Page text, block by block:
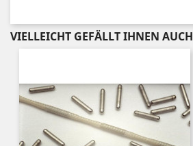
VIELLEICHT GEFÄLLT IHNEN AUCH